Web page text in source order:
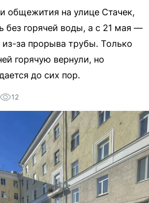
общежития на улице Стачек,
без горячей воды, а с 21 мая —
из-за прорыва трубы. Только
горячую вернули, но
до сих пор.
12